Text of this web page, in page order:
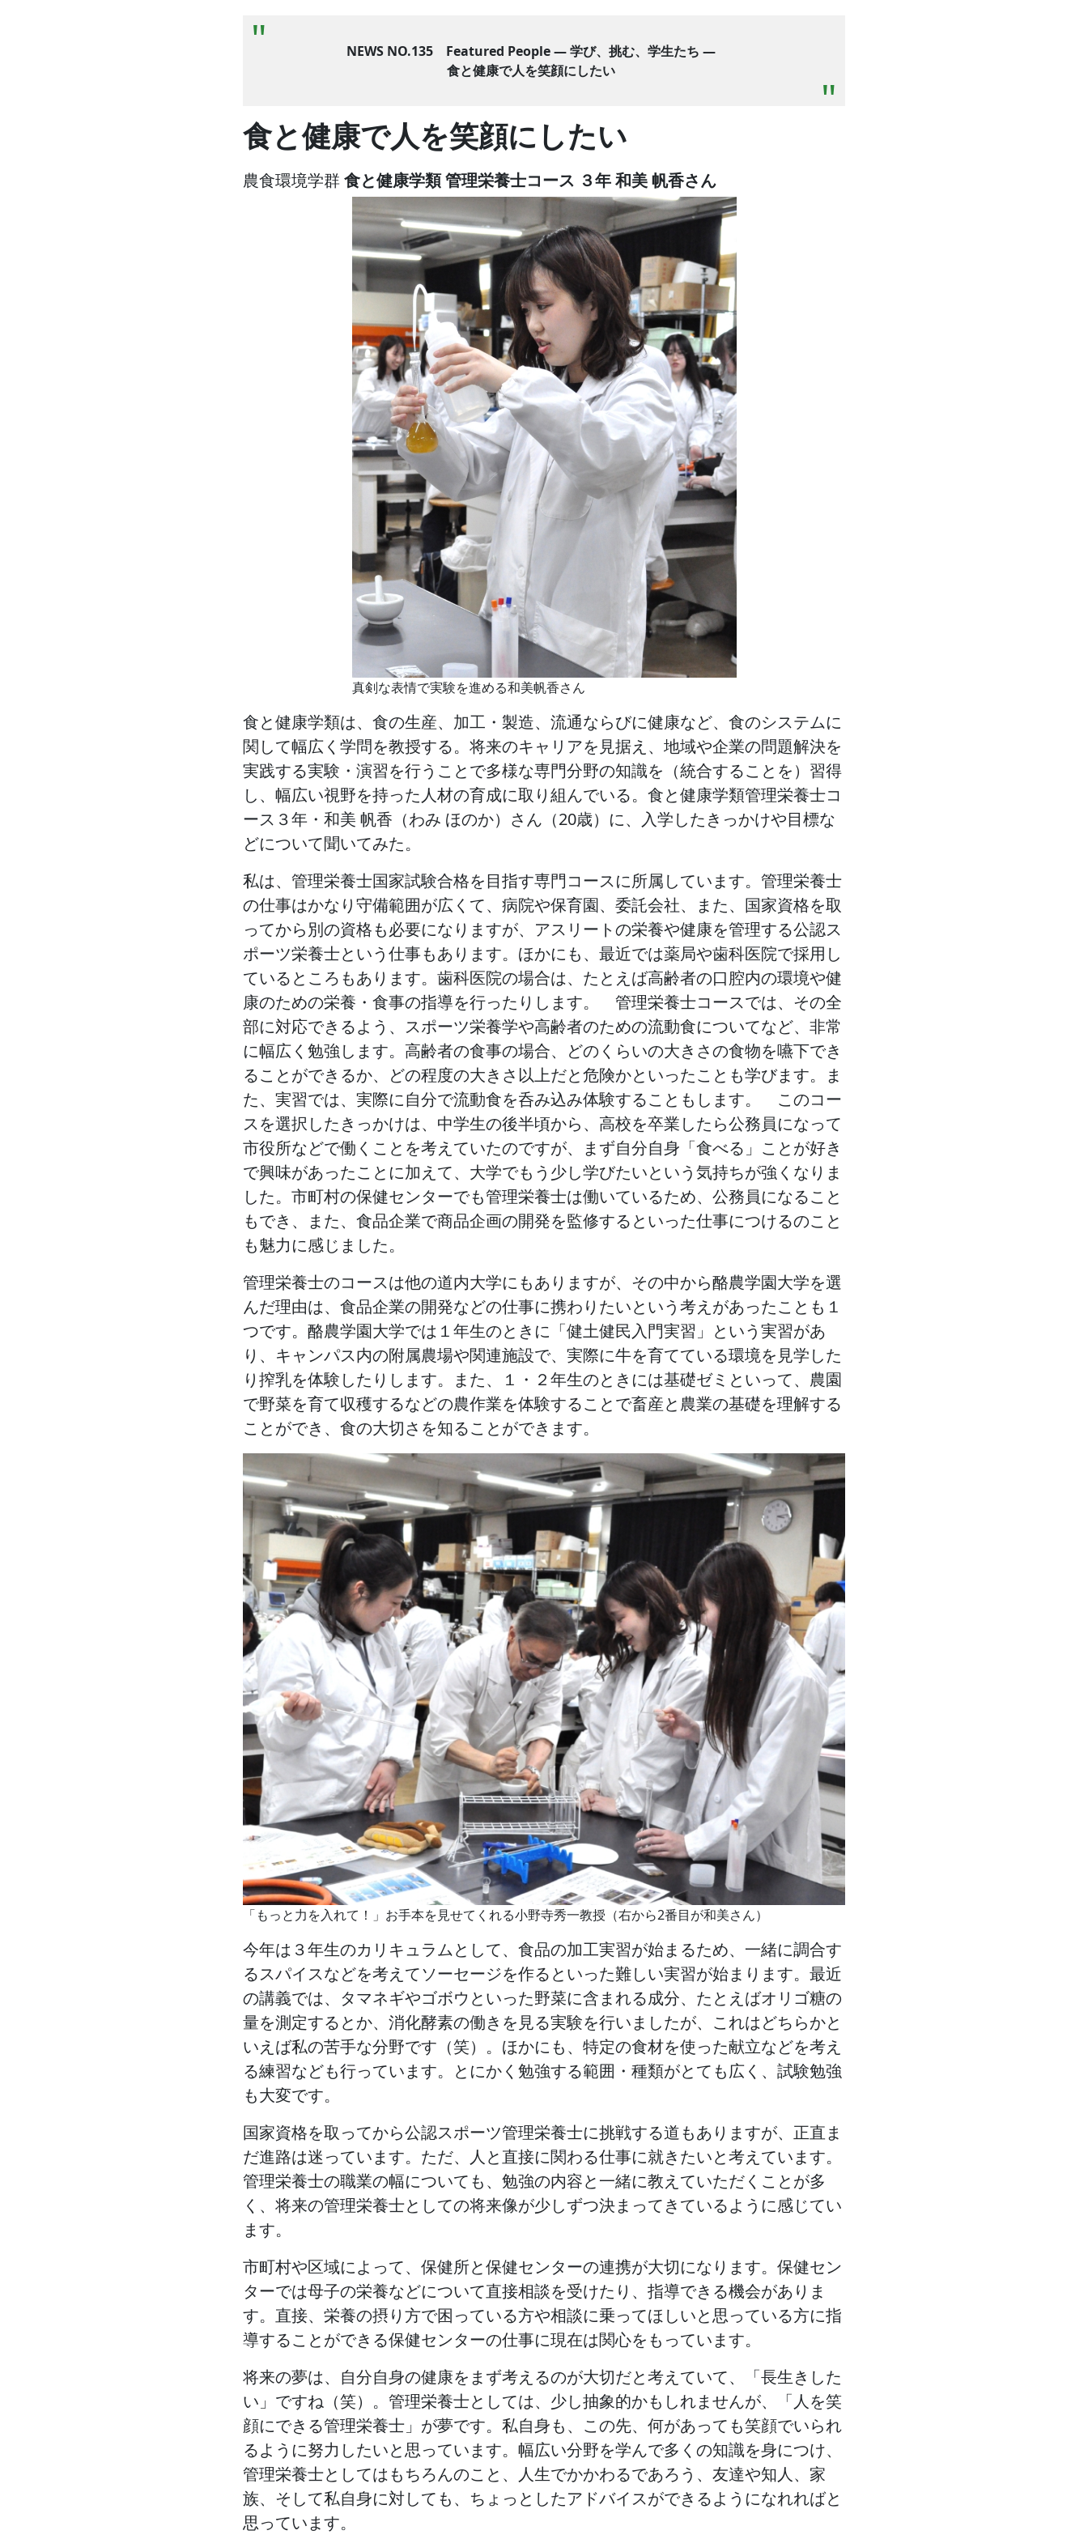
NEWS NO.135 Featured People ― 学び、挑む、学生たち ―
食と健康で人を笑顔にしたい
食と健康で人を笑顔にしたい
農食環境学群 食と健康学類 管理栄養士コース ３年和美 帆香さん
真剣な表情で実験を進める和美帆香さん
食と健康学類は、食の生産、加工・製造、流通ならびに健康など、食のシステムに
関して幅広く学問を教授する。将来のキャリアを見据え、地域や企業の問題解決を
実践する実験・演習を行うことで多様な専門分野の知識を（統合することを）習得
し、幅広い視野を持った人材の育成に取り組んでいる。食と健康学類管理栄養士コ
ース３年・和美 帆香（わみ ほのか）さん（20歳）に、入学したきっかけや目標な
どについて聞いてみた。
私は、管理栄養士国家試験合格を目指す専門コースに所属しています。管理栄養士
の仕事はかなり守備範囲が広くて、病院や保育園、委託会社、また、国家資格を取
ってから別の資格も必要になりますが、アスリートの栄養や健康を管理する公認ス
ポーツ栄養士という仕事もあります。ほかにも、最近では薬局や歯科医院で採用し
ているところもあります。歯科医院の場合は、たとえば高齢者の口腔内の環境や健
康のための栄養・食事の指導を行ったりします。 管理栄養士コースでは、その全
部に対応できるよう、スポーツ栄養学や高齢者のための流動食についてなど、非常
に幅広く勉強します。高齢者の食事の場合、どのくらいの大きさの食物を嚥下でき
ることができるか、どの程度の大きさ以上だと危険かといったことも学びます。ま
た、実習では、実際に自分で流動食を呑み込み体験することもします。 このコー
スを選択したきっかけは、中学生の後半頃から、高校を卒業したら公務員になって
市役所などで働くことを考えていたのですが、まず自分自身「食べる」ことが好き
で興味があったことに加えて、大学でもう少し学びたいという気持ちが強くなりま
した。市町村の保健センターでも管理栄養士は働いているため、公務員になること
もでき、また、食品企業で商品企画の開発を監修するといった仕事につけるのこと
も魅力に感じました。
管理栄養士のコースは他の道内大学にもありますが、その中から酪農学園大学を選
んだ理由は、食品企業の開発などの仕事に携わりたいという考えがあったことも１
つです。酪農学園大学では１年生のときに「健土健民入門実習」という実習があ
り、キャンパス内の附属農場や関連施設で、実際に牛を育てている環境を見学した
り搾乳を体験したりします。また、１・２年生のときには基礎ゼミといって、農園
で野菜を育て収穫するなどの農作業を体験することで畜産と農業の基礎を理解する
ことができ、食の大切さを知ることができます。
「もっと力を入れて！」お手本を見せてくれる小野寺秀一教授（右から2番目が和美さん）
今年は３年生のカリキュラムとして、食品の加工実習が始まるため、一緒に調合す
るスパイスなどを考えてソーセージを作るといった難しい実習が始まります。最近
の講義では、タマネギやゴボウといった野菜に含まれる成分、たとえばオリゴ糖の
量を測定するとか、消化酵素の働きを見る実験を行いましたが、これはどちらかと
いえば私の苦手な分野です（笑）。ほかにも、特定の食材を使った献立などを考え
る練習なども行っています。とにかく勉強する範囲・種類がとても広く、試験勉強
も大変です。
国家資格を取ってから公認スポーツ管理栄養士に挑戦する道もありますが、正直ま
だ進路は迷っています。ただ、人と直接に関わる仕事に就きたいと考えています。
管理栄養士の職業の幅についても、勉強の内容と一緒に教えていただくことが多
く、将来の管理栄養士としての将来像が少しずつ決まってきているように感じてい
ます。
市町村や区域によって、保健所と保健センターの連携が大切になります。保健セン
ターでは母子の栄養などについて直接相談を受けたり、指導できる機会がありま
す。直接、栄養の摂り方で困っている方や相談に乗ってほしいと思っている方に指
導することができる保健センターの仕事に現在は関心をもっています。
将来の夢は、自分自身の健康をまず考えるのが大切だと考えていて、「長生きした
い」ですね（笑）。管理栄養士としては、少し抽象的かもしれませんが、「人を笑
顔にできる管理栄養士」が夢です。私自身も、この先、何があっても笑顔でいられ
るように努力したいと思っています。幅広い分野を学んで多くの知識を身につけ、
管理栄養士としてはもちろんのこと、人生でかかわるであろう、友達や知人、家
族、そして私自身に対しても、ちょっとしたアドバイスができるようになれればと
思っています。